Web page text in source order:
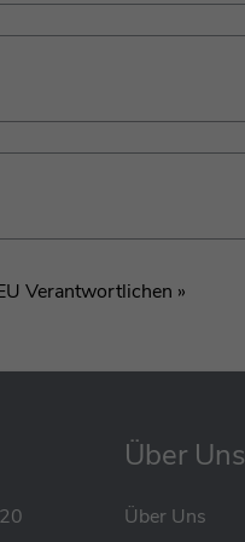
Verantwortlichen »
Über Uns
Über Uns